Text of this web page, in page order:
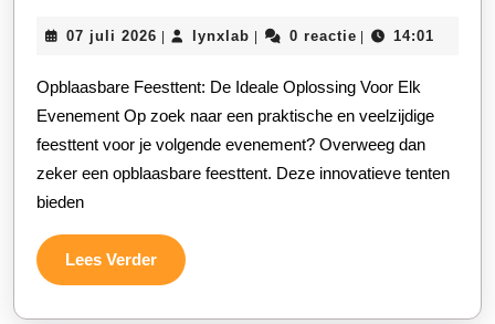
Voordelen
van
Een
Opblaasbare
Feesttent
07 juli 2026 07
lynxlab lynxlab0 reactie 14:01
Opblaasbare Feesttent: De Ideale Oplossing Voor Elk
Evenement Op zoek naar een praktische en veelzijdige
feesttent voor je volgende evenement? Overweeg dan
zeker een opblaasbare feesttent. Deze innovatieve tenten
bieden
Lees VerderLees
Verder